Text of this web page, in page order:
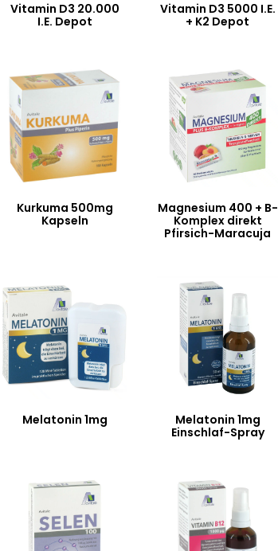
Vitamin D3 20.000
I.E. Depot
Vitamin D3 5000 I.E.
+ K2 Depot
Kurkuma 500mg
Kapseln
Magnesium 400 + B-
Komplex direkt
Pfirsich-Maracuja
Melatonin 1mg
Melatonin 1mg
Einschlaf-Spray